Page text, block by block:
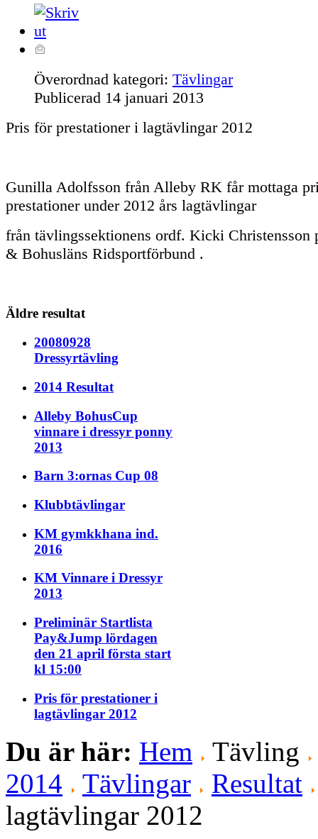
Överordnad kategori: Tävlingar
Publicerad 14 januari 2013
Pris för prestationer i lagtävlingar 2012
Gunilla Adolfsson från Alleby RK får mottaga
prestationer under 2012 års lagtävlingar
från tävlingssektionens ordf. Kicki Christensson
& Bohusläns Ridsportförbund .
Äldre resultat
20080928
Dressyrtävling
2014 Resultat
Alleby BohusCup
vinnare i dressyr ponny
2013
Barn 3:ornas Cup 08
Klubbtävlingar
KM gymkkhana ind.
2016
KM Vinnare i Dressyr
2013
Preliminär Startlista
Pay&Jump lördagen
den 21 april första start
kl 15:00
Pris för prestationer i
lagtävlingar 2012
Du är här: Hem Tävling
2014
Tävlingar Resultat
lagtävlingar 2012